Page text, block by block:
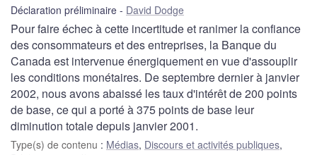
Déclaration préliminaire David Dodge
Pour faire échec à cette incertitude et ranimer la confiance
des consommateurs et des entreprises, la Banque du
Canada est intervenue énergiquement en vue d'assouplir
les conditions monétaires. De septembre dernier à janvier
2002, nous avons abaissé les taux d'intérêt de 200 points
de base, ce qui a porté à 375 points de base leur
diminution totale depuis janvier 2001.
Type(s) de contenu : Médias, Discours et activités publiques,